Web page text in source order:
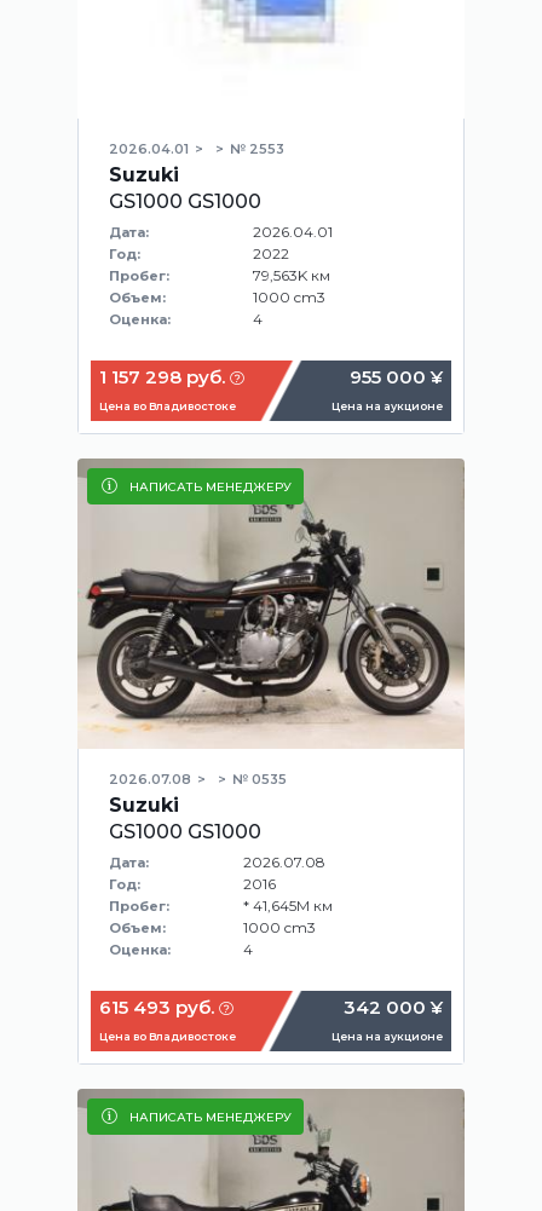
2026.04.01 № 2553
Suzuki
GS1000 GS1000
Дата: 2026.04.01
Год: 2022
Пробег: 79,563K км
Объем: 1000 cm3
Оценка: 4
1 157 298 руб.
Цена во Владивостоке
955 000 ¥
Цена на аукционе
НАПИСАТЬ МЕНЕДЖЕРУ
2026.07.08 № 0535
Suzuki
GS1000 GS1000
Дата: 2026.07.08
Год: 2016
Пробег: * 41,645M км
Объем: 1000 cm3
Оценка: 4
615 493 руб.
Цена во Владивостоке
342 000 ¥
Цена на аукционе
НАПИСАТЬ МЕНЕДЖЕРУ